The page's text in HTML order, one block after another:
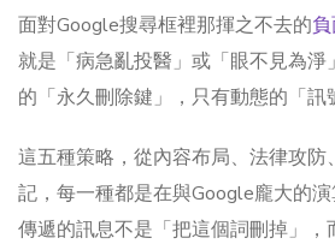
面對Google搜尋框裡那揮之不去的
就是「病急亂投醫」或「眼不見為淨
的「永久刪除鍵」，只有動態的「訊
這五種策略，從內容布局、法律攻防
記，每一種都是在與Google龐大的
傳遞的訊息不是「把這個詞刪掉」